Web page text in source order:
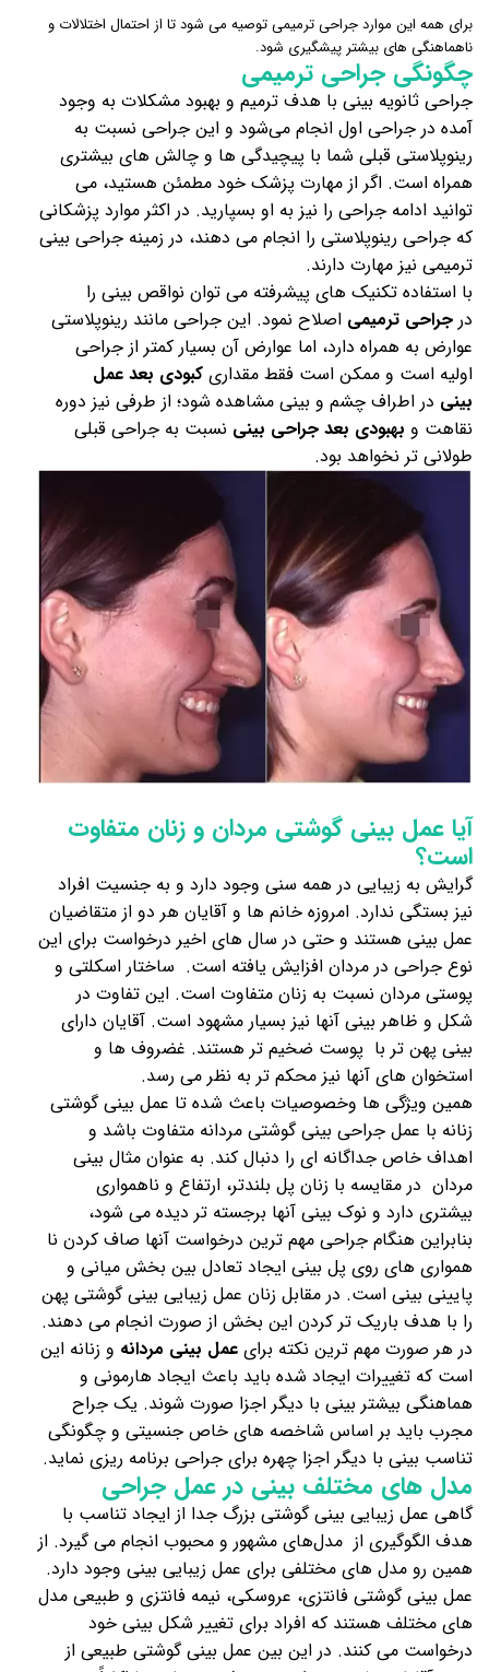
برای همه این موارد جراحی ترمیمی توصیه می شود تا از احتمال اختلالات و
ناهماهنگی های بیشتر پیشگیری شود.
چگونگی جراحی ترمیمی
جراحی ثانویه بینی با هدف ترمیم و بهبود مشکلات به وجود
آمده در جراحی اول انجام می‌شود و این جراحی نسبت به
رینوپلاستی قبلی شما با پیچیدگی ها و چالش های بیشتری
همراه است. اگر از مهارت پزشک خود مطمئن هستید، می
توانید ادامه جراحی را نیز به او بسپارید. در اکثر موارد پزشکانی
که جراحی رینوپلاستی را انجام می دهند، در زمینه جراحی بینی
ترمیمی نیز مهارت دارند.
با استفاده تکنیک های پیشرفته می توان نواقص بینی را
در جراحی ترمیمی اصلاح نمود. این جراحی مانند رینوپلاستی
عوارض به همراه دارد، اما عوارض آن بسیار کمتر از جراحی
اولیه است و ممکن است فقط مقداری کبودی بعد عمل
بینی در اطراف چشم و بینی مشاهده شود؛ از طرفی نیز دوره
نقاهت و بهبودی بعد جراحی بینی نسبت به جراحی قبلی
طولانی تر نخواهد بود.
آیا عمل بینی گوشتی مردان و زنان متفاوت
است؟
گرایش به زیبایی در همه سنی وجود دارد و به جنسیت افراد
نیز بستگی ندارد. امروزه خانم ها و آقایان هر دو از متقاضیان
عمل بینی هستند و حتی در سال های اخیر درخواست برای این
نوع جراحی در مردان افزایش یافته است. ساختار اسکلتی و
پوستی مردان نسبت به زنان متفاوت است. این تفاوت در
شکل و ظاهر بینی آنها نیز بسیار مشهود است. آقایان دارای
بینی پهن تر با پوست ضخیم تر هستند. غضروف ها و
استخوان‌ های آنها نیز محکم تر به نظر می رسد.
همین ویژگی ها وخصوصیات باعث شده تا عمل بینی گوشتی
زنانه با عمل جراحی بینی گوشتی مردانه متفاوت باشد و
اهداف خاص جداگانه ای را دنبال کند. به عنوان مثال بینی
مردان در مقایسه با زنان پل بلندتر، ارتفاع و ناهمواری
بیشتری دارد و نوک بینی آنها برجسته تر دیده می شود،
بنابراین هنگام جراحی مهم ترین درخواست آنها صاف کردن نا
همواری های روی پل بینی ایجاد تعادل بین بخش میانی و
پایینی بینی است. در مقابل زنان عمل زیبایی بینی گوشتی پهن
را با هدف باریک تر کردن این بخش از صورت انجام می دهند.
در هر صورت مهم ترین نکته برای عمل بینی مردانه و زنانه این
است که تغییرات ایجاد شده باید باعث ایجاد هارمونی و
هماهنگی بیشتر بینی با دیگر اجزا صورت شوند. یک جراح
مجرب باید بر اساس شاخصه های خاص جنسیتی و چگونگی
تناسب بینی با دیگر اجزا چهره برای جراحی برنامه ریزی نماید.
مدل های مختلف بینی در عمل جراحی
گاهی عمل زیبایی بینی گوشتی بزرگ جدا از ایجاد تناسب با
هدف الگوگیری از مدل‌های مشهور و محبوب انجام می گیرد. از
همین‌ رو مدل های مختلفی برای عمل زیبایی بینی وجود دارد.
عمل بینی گوشتی فانتزی، عروسکی، نیمه فانتزی و طبیعی مدل
های مختلف هستند که افراد برای تغییر شکل بینی خود
درخواست می کنند. در این بین عمل بینی گوشتی طبیعی از